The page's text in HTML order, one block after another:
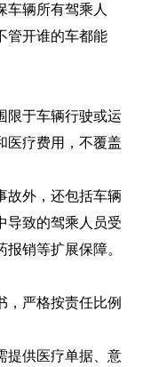
车辆所有驾乘人
管开谁的车都能
限于车辆行驶或运
医疗费用，不覆盖
故外，还包括车辆
导致的驾乘人员受
销等扩展保障。
，严格按责任比例
提供医疗单据、意